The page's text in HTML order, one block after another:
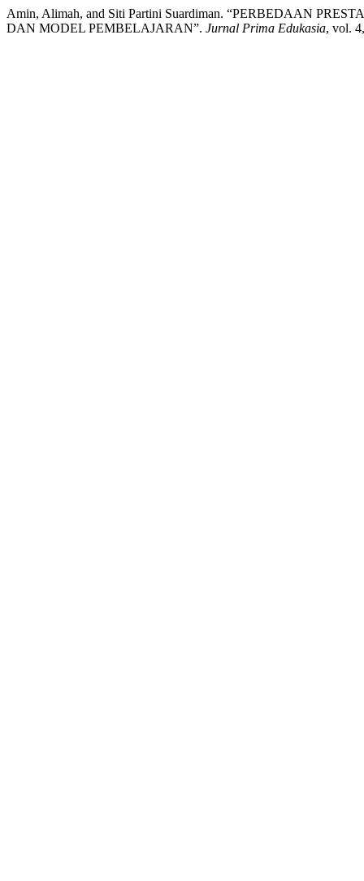
Amin, Alimah, and Siti Partini Suardiman. “PERBEDAAN
DAN MODEL PEMBELAJARAN”. Jurnal Prima Edukasia, vol.